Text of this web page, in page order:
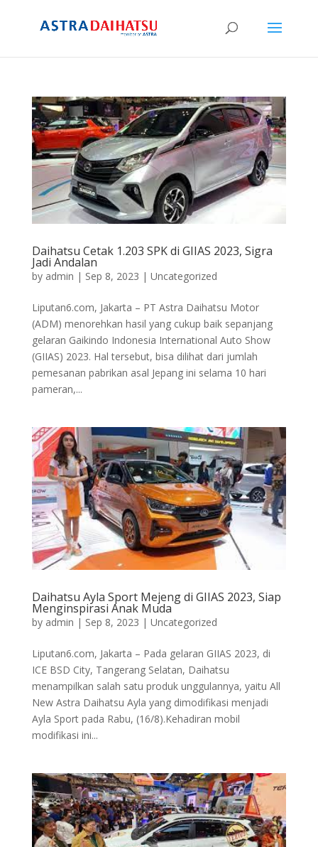
Daihatsu Cetak 1.203 SPK di GIIAS 2023, Sigra
Jadi Andalan
by admin | Sep 8, 2023 | Uncategorized
Liputan6.com, Jakarta – PT Astra Daihatsu Motor
(ADM) menorehkan hasil yang cukup baik sepanjang
gelaran Gaikindo Indonesia International Auto Show
(GIIAS) 2023. Hal tersebut, bisa dilihat dari jumlah
pemesanan pabrikan asal Jepang ini selama 10 hari
pameran,...
Daihatsu Ayla Sport Mejeng di GIIAS 2023, Siap
Menginspirasi Anak Muda
by admin | Sep 8, 2023 | Uncategorized
Liputan6.com, Jakarta – Pada gelaran GIIAS 2023, di
ICE BSD City, Tangerang Selatan, Daihatsu
menampilkan salah satu produk unggulannya, yaitu All
New Astra Daihatsu Ayla yang dimodifikasi menjadi
Ayla Sport pada Rabu, (16/8).Kehadiran mobil
modifikasi ini...